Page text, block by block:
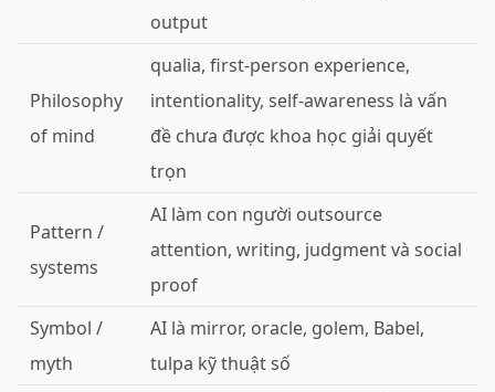
output
Philosophy
of mind
qualia, first-person experience,
intentionality, self-awareness là vấn
đề chưa được khoa học giải quyết
trọn
Pattern /
systems
AI làm con người outsource
attention, writing, judgment và social
proof
Symbol /
myth
AI là mirror, oracle, golem, Babel,
tulpa kỹ thuật số